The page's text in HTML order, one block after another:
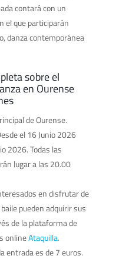
contará con un
el que participarán
danza contemporánea
sobre el
en Ourense
de Ourense.
el 16 Junio 2026
2026. Todas las
lugar a las 20.00
en disfrutar de
pueden adquirir sus
de la plataforma de
onlineAtaquilla.
entrada es de 7 euros.